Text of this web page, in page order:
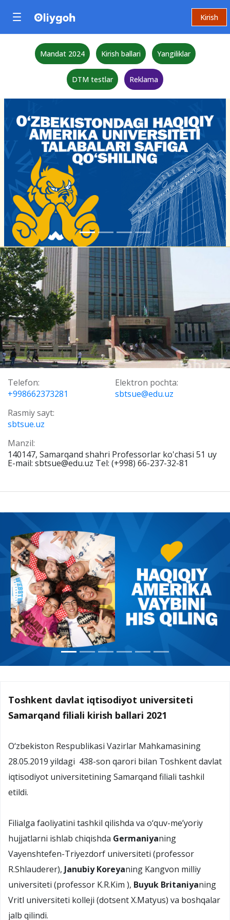
Kirish
Mandat 2024 Kirish ballari Yangiliklar
DTM testlar Reklama
Telefon:
+998662373281
Elektron pochta:
sbtsue@edu.uz
Rasmiy sayt:
sbtsue.uz
Manzil:
140147, Samarqand shahri Professorlar ko'chasi 51 uy
E-mail: sbtsue@edu.uz Tel: (+998) 66-237-32-81
Toshkent davlat iqtisodiyot universiteti
Samarqand filiali kirish ballari 2021
O‘zbekiston Respublikasi Vazirlar Mahkamasining
28.05.2019 yildagi 438-son qarori bilan Toshkent davlat
iqtisodiyot universitetining Samarqand filiali tashkil
etildi.
Filialga faoliyatini tashkil qilishda va o‘quv-me’yoriy
hujjatlarni ishlab chiqishda Germaniyaning
Vayenshtefen-Triyezdorf universiteti (professor
R.Shlauderer), Janubiy Koreyaning Kangvon milliy
universiteti (professor K.R.Kim ), Buyuk Britaniyaning
Vritl universiteti kolleji (dotsent X.Matyus) va boshqalar
jalb qilindi.